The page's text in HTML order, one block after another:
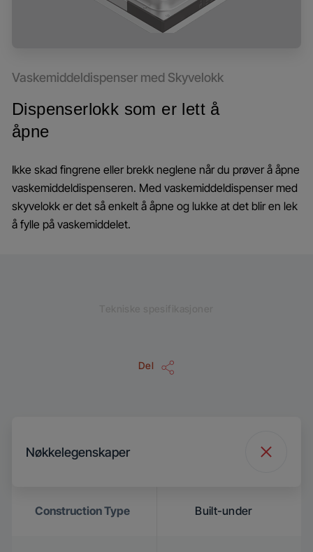
Vaskemiddeldispenser med Skyvelokk
Dispenserlokk som er lett å
åpne
Ikke skad fingrene eller brekk neglene når du prøver å åpne
vaskemiddeldispenseren. Med vaskemiddeldispenser med
skyvelokk er det så enkelt å åpne og lukke at det blir en lek
å fylle på vaskemiddelet.
Del
Nøkkelegenskaper
Construction Type Built-under